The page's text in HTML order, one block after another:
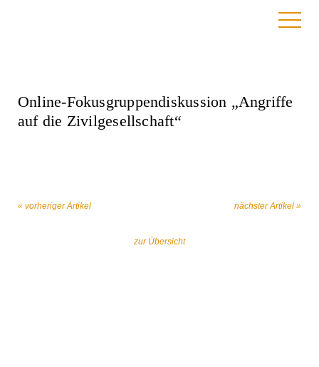
Online-Fokusgruppendiskussion „Angriffe
auf die Zivilgesellschaft“
« vorheriger Artikel
zur Übersicht
nächster Artikel »